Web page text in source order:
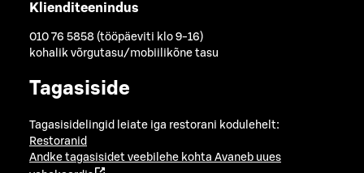
Klienditeenindus
010 76 5858 (tööpäeviti klo 9-16)
kohalik võrgutasu/mobiilikõne tasu
Tagasiside
Tagasisidelingid leiate iga restorani kodulehelt:
Restoranid
Andke tagasisidet veebilehe kohta Avaneb uues